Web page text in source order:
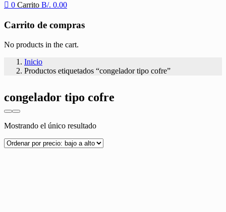
0 Carrito B/. 0.00
Carrito de compras
No products in the cart.
Inicio
Productos etiquetados “congelador tipo cofre”
congelador tipo cofre
Mostrando el único resultado